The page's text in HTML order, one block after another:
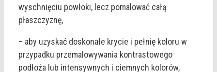
wyschnięciu powłoki, lecz pomalować całą
płaszczyznę,
− aby uzyskać doskonałe krycie i pełnię koloru w
przypadku przemalowywania kontrastowego
podłoża lub intensywnych i ciemnych kolorów,